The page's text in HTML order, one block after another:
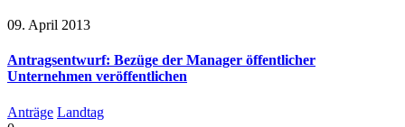
09. April 2013
Antragsentwurf: Bezüge der Manager öffentlicher
Unternehmen veröffentlichen
Anträge Landtag